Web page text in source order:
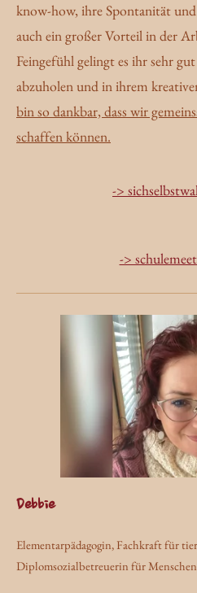
know-how, ihre Spontanität
auch ein großer Vorteil in der
Feingefühl gelingt es ihr sehr
abzuholen und in ihrem
bin so dankbar, dass wir
schaffen können.
->
->
Debbie
Elementarpädagogin, Fachkraft für
Diplomsozialbetreuerin für